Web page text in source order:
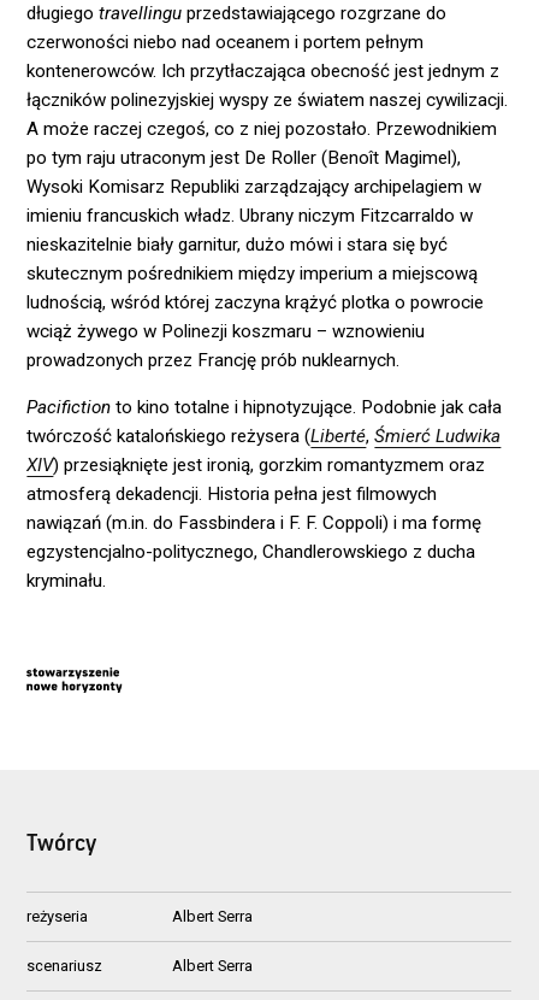
długiegotravellingu przedstawiającego rozgrzane do
czerwoności niebo nad oceanem i portem pełnym
kontenerowców. Ich przytłaczająca obecność jest jednym z
łączników polinezyjskiej wyspy ze światem naszej cywilizacji.
A może raczej czegoś, co z niej pozostało. Przewodnikiem
po tym raju utraconym jest De Roller (Benoît Magimel),
Wysoki Komisarz Republiki zarządzający archipelagiem w
imieniu francuskich władz. Ubrany niczym Fitzcarraldo w
nieskazitelnie biały garnitur, dużo mówi i stara się być
skutecznym pośrednikiem między imperium a miejscową
ludnością, wśród której zaczyna krążyć plotka o powrocie
wciąż żywego w Polinezji koszmaru – wznowieniu
prowadzonych przez Francję prób nuklearnych.
Pacifiction to kino totalne i hipnotyzujące. Podobnie jak cała
twórczość katalońskiego reżysera (Liberté,Śmierć Ludwika
XIV) przesiąknięte jest ironią, gorzkim romantyzmem oraz
atmosferą dekadencji. Historia pełna jest filmowych
nawiązań (m.in. do Fassbindera i F. F. Coppoli) i ma formę
egzystencjalno-politycznego, Chandlerowskiego z ducha
kryminału.
Twórcy
reżyseria Albert Serra
scenariusz Albert Serra